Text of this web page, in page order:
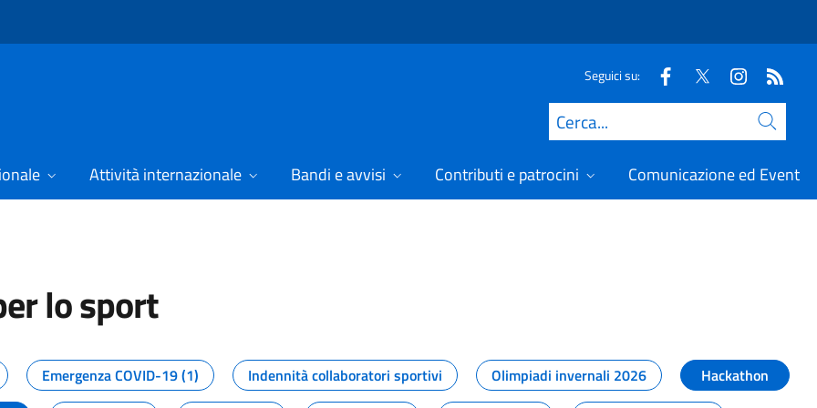
Seguici su:
Cerca
Attività internazionale Bandi e avvisi Contributi e patrocini Comunicazione ed Eventi
lo sport
dal Dipartimento per lo sport
Emergenza COVID-19 (1) Indennità collaboratori sportivi Olimpiadi invernali 2026
Hackathon